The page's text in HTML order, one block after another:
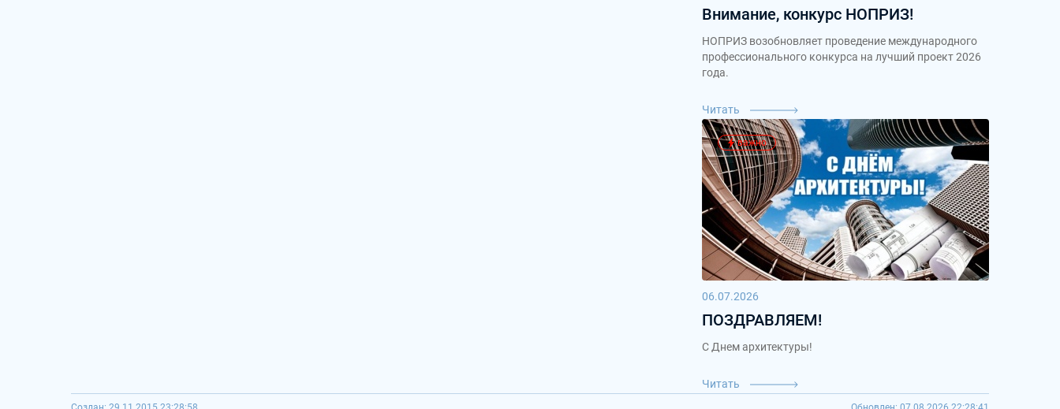
Внимание, конкурс НОПРИЗ!
НОПРИЗ возобновляет проведение международного
профессионального конкурса на лучший проект 2026
года.
Читать
важно
06.07.2026
ПОЗДРАВЛЯЕМ!
С Днем архитектуры!
Читать